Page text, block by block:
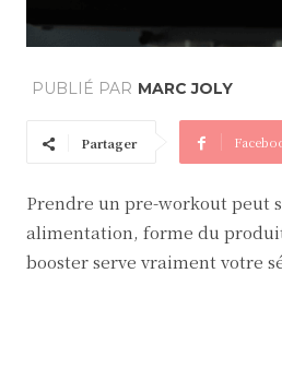
PUBLIÉ PAR MARC JOLY
Partager
Prendre un pre-workout peut
alimentation, forme du
booster serve vraiment votre